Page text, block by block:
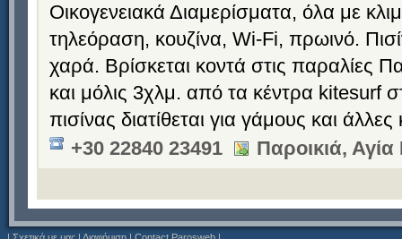
Οικογενειακά Διαμερίσματα, όλα με
τηλεόραση, κουζίνα, Wi-Fi, πρωινό.
χαρά. Βρίσκεται κοντά στις παραλίες
και μόλις 3χλμ. από τα κέντρα kitesurf
πισίνας διατίθεται για γάμους και
+30 22840 23491
Παροικιά,